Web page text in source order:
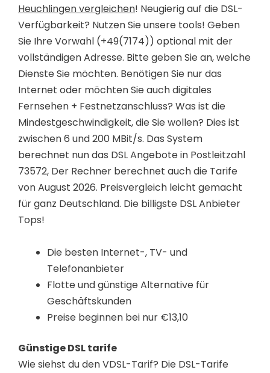
Heuchlingen vergleichen! Neugierig auf die DSL-
Verfügbarkeit? Nutzen Sie unsere tools! Geben
Sie Ihre Vorwahl (+49(7174)) optional mit der
vollständigen Adresse. Bitte geben Sie an, welche
Dienste Sie möchten. Benötigen Sie nur das
Internet oder möchten Sie auch digitales
Fernsehen + Festnetzanschluss? Was ist die
Mindestgeschwindigkeit, die Sie wollen? Dies ist
zwischen 6 und 200 MBit/s. Das System
berechnet nun das DSL Angebote in Postleitzahl
73572, Der Rechner berechnet auch die Tarife
von August 2026. Preisvergleich leicht gemacht
für ganz Deutschland. Die billigste DSL Anbieter
Tops!
Die besten Internet-, TV- und
Telefonanbieter
Flotte und günstige Alternative für
Geschäftskunden
Preise beginnen bei nur €13,10
Günstige DSL tarife
Wie siehst du den VDSL-Tarif? Die DSL-Tarife